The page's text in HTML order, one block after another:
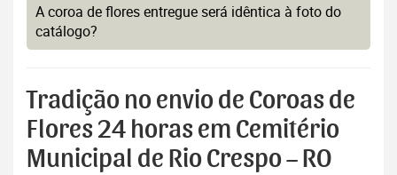
A coroa de flores entregue será idêntica à foto do
catálogo?
Tradição no envio de Coroas de
Flores 24 horas em Cemitério
Municipal de Rio Crespo – RO